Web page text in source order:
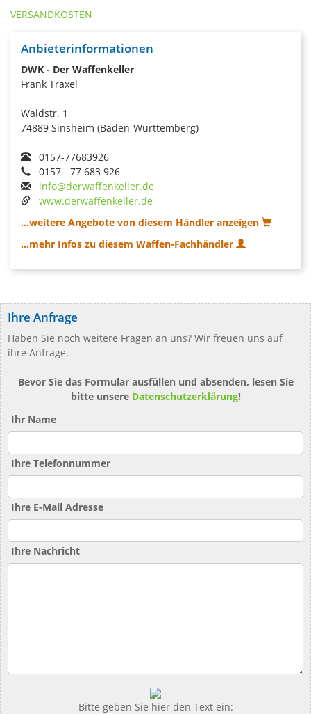
VERSANDKOSTEN
Anbieterinformationen
DWK - Der Waffenkeller
Frank Traxel
Waldstr. 1
74889 Sinsheim (Baden-Württemberg)
0157-77683926
0157 - 77 683 926
info@derwaffenkeller.de
www.derwaffenkeller.de
...weitere Angebote von diesem Händler anzeigen
...mehr Infos zu diesem Waffen-Fachhändler
Ihre Anfrage
Haben Sie noch weitere Fragen an uns? Wir freuen uns auf
ihre Anfrage.
Bevor Sie das Formular ausfüllen und absenden, lesen Sie
bitte unsere Datenschutzerklärung!
Ihr Name
Ihre Telefonnummer
Ihre E-Mail Adresse
Ihre Nachricht
Bitte geben Sie hier den Text ein: